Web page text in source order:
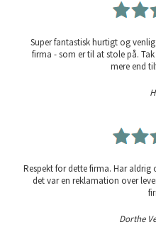
Super fantastisk hurtigt og
firma - som er til at stole på.
mere end
Respekt for dette firma. Har aldrig
det var en reklamation over
Dorthe